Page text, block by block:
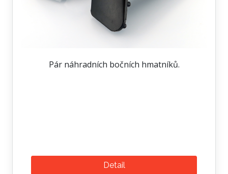
Pár náhradních bočních hmatníků.
Detail